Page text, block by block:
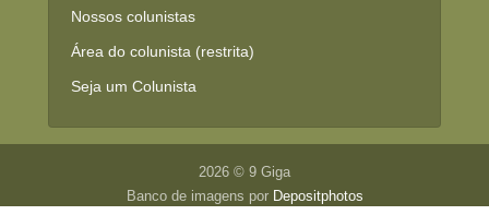
Nossos colunistas
Área do colunista (restrita)
Seja um Colunista
2026 © 9 Giga
Banco de imagens por Depositphotos